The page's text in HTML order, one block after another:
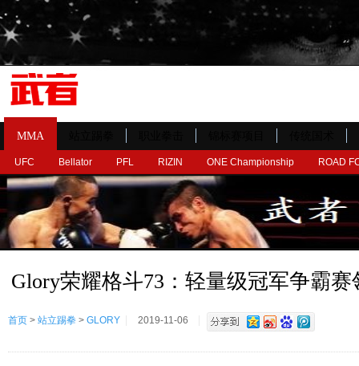
MMA
UFC Bellator PFL RIZIN ONE Championship ROAD
Glory荣耀格斗73：轻量级冠军争霸
首页 > 站立踢拳 > GLORY 2019-11-06